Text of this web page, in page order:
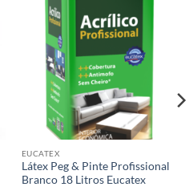
EUCATEX
Látex Peg & Pinte Profissional
Branco 18 Litros Eucatex